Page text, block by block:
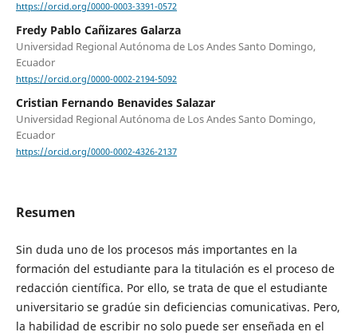
https://orcid.org/0000-0003-3391-0572
Fredy Pablo Cañizares Galarza
Universidad Regional Autónoma de Los Andes Santo Domingo,
Ecuador
https://orcid.org/0000-0002-2194-5092
Cristian Fernando Benavides Salazar
Universidad Regional Autónoma de Los Andes Santo Domingo,
Ecuador
https://orcid.org/0000-0002-4326-2137
Resumen
Sin duda uno de los procesos más importantes en la
formación del estudiante para la titulación es el proceso de
redacción científica. Por ello, se trata de que el estudiante
universitario se gradúe sin deficiencias comunicativas. Pero,
la habilidad de escribir no solo puede ser enseñada en el